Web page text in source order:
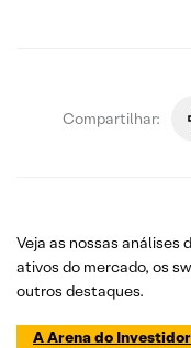
Compartilhar:
Veja as nossas análises
ativos do mercado, os
outros destaques.
A Arena do